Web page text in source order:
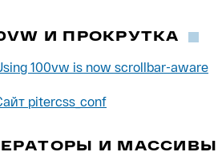
И ПРОКРУТКА
100vw is now scrollbar-aware
pitercss_conf
И МАССИВЫ